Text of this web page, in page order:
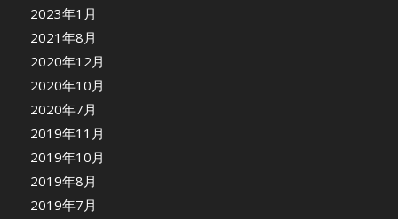
2023年1月
2021年8月
2020年12月
2020年10月
2020年7月
2019年11月
2019年10月
2019年8月
2019年7月